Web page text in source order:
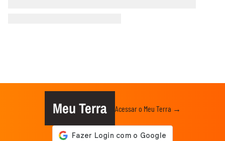
Meu Terra Acessar o Meu Terra →